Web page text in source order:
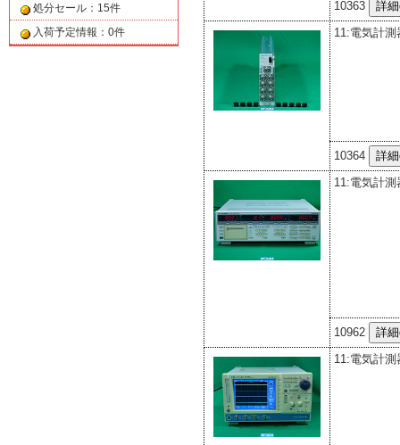
処分セール：15件
入荷予定情報：0件
10363
11:電気計測
10364
11:電気計測
10962
11:電気計測